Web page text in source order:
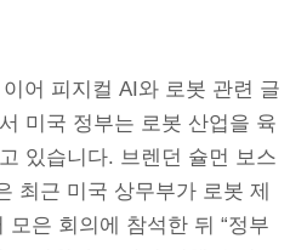
어 피지컬 AI와 로봇 관련 글
미국 정부는 로봇 산업을 육
있습니다. 브렌던 슐먼 보스
최근 미국 상무부가 로봇 제
모은 회의에 참석한 뒤 “정부